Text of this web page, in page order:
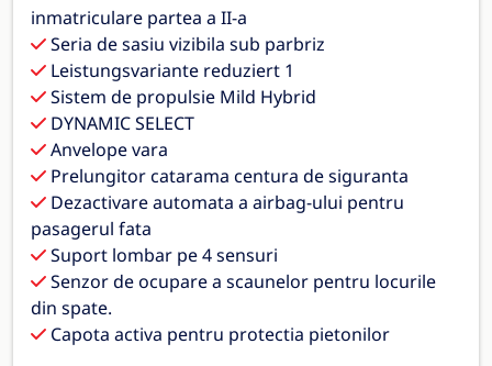
inmatriculare partea a II-a
Seria de sasiu vizibila sub parbriz
Leistungsvariante reduziert 1
Sistem de propulsie Mild Hybrid
DYNAMIC SELECT
Anvelope vara
Prelungitor catarama centura de siguranta
Dezactivare automata a airbag-ului pentru
pasagerul fata
Suport lombar pe 4 sensuri
Senzor de ocupare a scaunelor pentru locurile
din spate.
Capota activa pentru protectia pietonilor